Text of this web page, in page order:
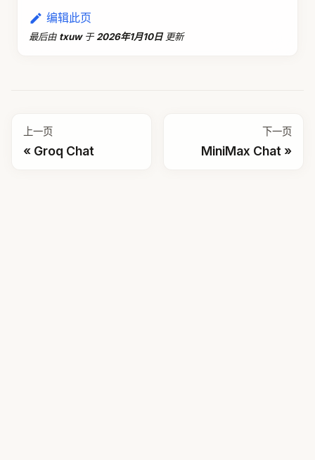
编辑此页
最后由 txuw 于 2026年1月10日 更新
上一页
Groq Chat
下一页
MiniMax Chat